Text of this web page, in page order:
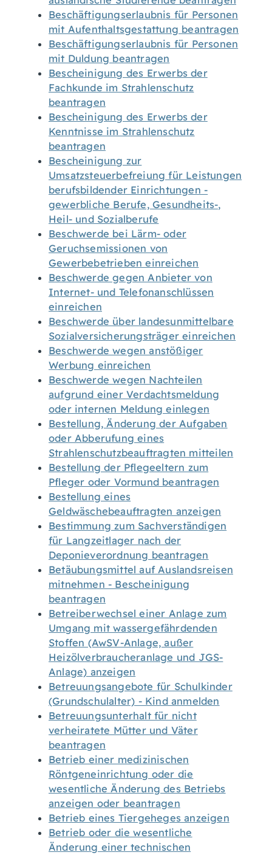
Beschäftigungserlaubnis für Personen
mit Aufenthaltsgestattung beantragen
Beschäftigungserlaubnis für Personen
mit Duldung beantragen
Bescheinigung des Erwerbs der
Fachkunde im Strahlenschutz
beantragen
Bescheinigung des Erwerbs der
Kenntnisse im Strahlenschutz
beantragen
Bescheinigung zur
Umsatzsteuerbefreiung für Leistungen
berufsbildender Einrichtungen -
gewerbliche Berufe, Gesundheits-,
Heil- und Sozialberufe
Beschwerde bei Lärm- oder
Geruchsemissionen von
Gewerbebetrieben einreichen
Beschwerde gegen Anbieter von
Internet- und Telefonanschlüssen
einreichen
Beschwerde über landesunmittelbare
Sozialversicherungsträger einreichen
Beschwerde wegen anstößiger
Werbung einreichen
Beschwerde wegen Nachteilen
aufgrund einer Verdachtsmeldung
oder internen Meldung einlegen
Bestellung, Änderung der Aufgaben
oder Abberufung eines
Strahlenschutzbeauftragten mitteilen
Bestellung der Pflegeeltern zum
Pfleger oder Vormund beantragen
Bestellung eines
Geldwäschebeauftragten anzeigen
Bestimmung zum Sachverständigen
für Langzeitlager nach der
Deponieverordnung beantragen
Betäubungsmittel auf Auslandsreisen
mitnehmen - Bescheinigung
beantragen
Betreiberwechsel einer Anlage zum
Umgang mit wassergefährdenden
Stoffen (AwSV-Anlage, außer
Heizölverbraucheranlage und JGS-
Anlage) anzeigen
Betreuungsangebote für Schulkinder
(Grundschulalter) - Kind anmelden
Betreuungsunterhalt für nicht
verheiratete Mütter und Väter
beantragen
Betrieb einer medizinischen
Röntgeneinrichtung oder die
wesentliche Änderung des Betriebs
anzeigen oder beantragen
Betrieb eines Tiergeheges anzeigen
Betrieb oder die wesentliche
Änderung einer technischen